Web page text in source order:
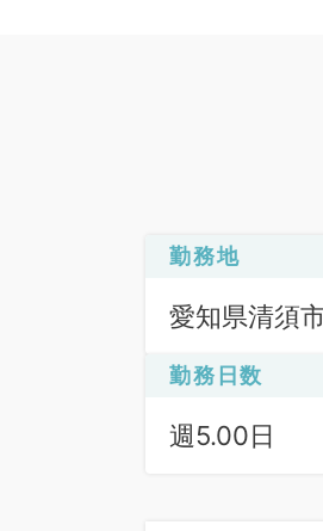
勤務地
愛知県清須
勤務日数
週5.00日